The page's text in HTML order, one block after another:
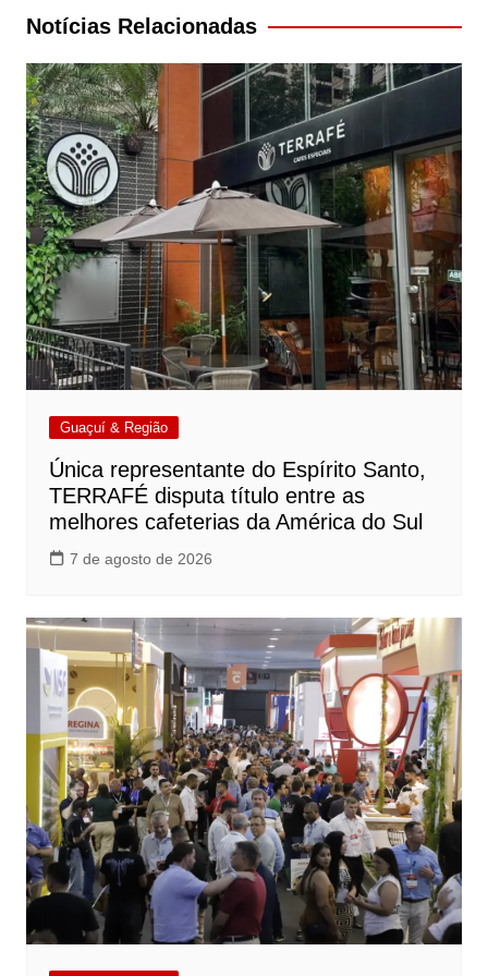
Post
Notícias Relacionadas
Guaçuí & Região
Única representante do Espírito Santo,
TERRAFÉ disputa título entre as
melhores cafeterias da América do Sul
7 de agosto de 2026